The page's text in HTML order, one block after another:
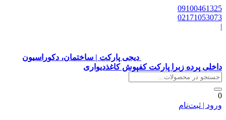
دیجی پارکت | ساختمان، دکوراسیون
زبرا پارکت کفپوش کاغذدیواری